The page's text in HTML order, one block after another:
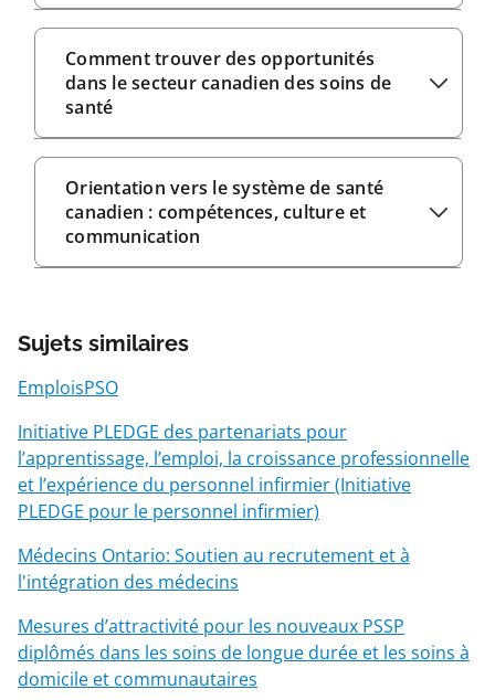
Comment trouver des opportunités
dans le secteur canadien des soins de
santé
Orientation vers le système de santé
canadien : compétences, culture et
communication
Sujets similaires
EmploisPSO
Initiative PLEDGE des partenariats pour
l’apprentissage, l’emploi, la croissance professionnelle
et l’expérience du personnel infirmier (Initiative
PLEDGE pour le personnel infirmier)
Médecins Ontario: Soutien au recrutement et à
l'intégration des médecins
Mesures d’attractivité pour les nouveaux PSSP
diplômés dans les soins de longue durée et les soins à
domicile et communautaires